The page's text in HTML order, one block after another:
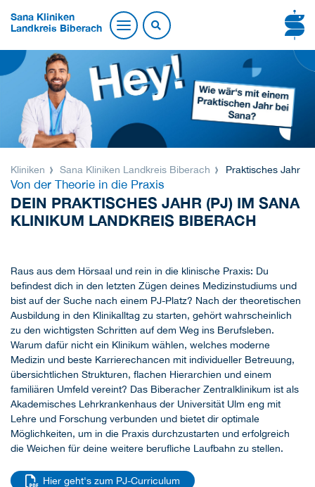
Sana Kliniken
Landkreis Biberach
Kliniken Sana Kliniken Landkreis Biberach Praktisches Jahr
Von der Theorie in die Praxis
DEIN PRAKTISCHES JAHR (PJ) IM SANA
KLINIKUM LANDKREIS BIBERACH
Raus aus dem Hörsaal und rein in die klinische Praxis: Du
befindest dich in den letzten Zügen deines Medizinstudiums und
bist auf der Suche nach einem PJ-Platz? Nach der theoretischen
Ausbildung in den Klinikalltag zu starten, gehört wahrscheinlich
zu den wichtigsten Schritten auf dem Weg ins Berufsleben.
Warum dafür nicht ein Klinikum wählen, welches moderne
Medizin und beste Karrierechancen mit individueller Betreuung,
übersichtlichen Strukturen, flachen Hierarchien und einem
familiären Umfeld vereint? Das Biberacher Zentralklinikum ist als
Akademisches Lehrkrankenhaus der Universität Ulm eng mit
Lehre und Forschung verbunden und bietet dir optimale
Möglichkeiten, um in die Praxis durchzustarten und erfolgreich
die Weichen für deine weitere berufliche Laufbahn zu stellen.
Hier geht's zum PJ-Curriculum